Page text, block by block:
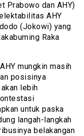
Prabowo dan AHY)
AHY
(Jokowi) yang
Raka
mungkin masih
posisinya
lebih
untuk paska
langah-langkah
belakangan